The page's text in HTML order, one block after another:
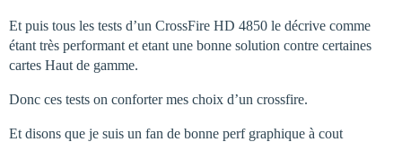
Et puis tous les tests d’un CrossFire HD 4850 le décrive comme
étant très performant et etant une bonne solution contre certaines
cartes Haut de gamme.
Donc ces tests on conforter mes choix d’un crossfire.
Et disons que je suis un fan de bonne perf graphique à cout